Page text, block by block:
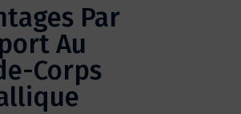
Par
Au
Corps